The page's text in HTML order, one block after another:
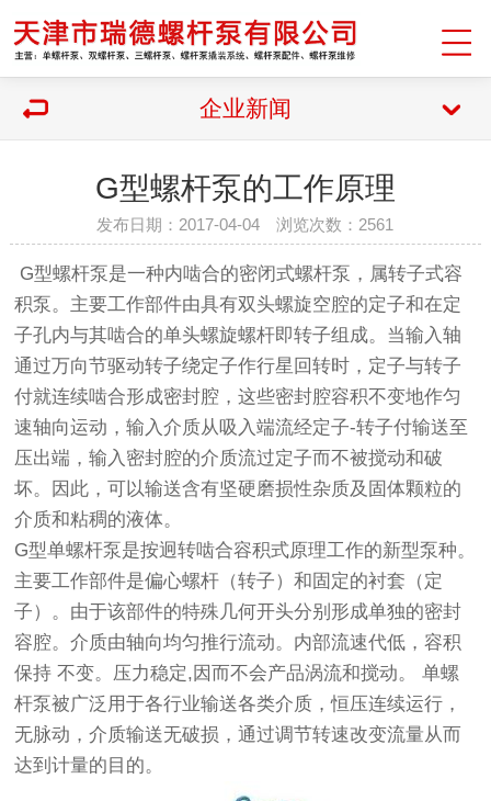
企业新闻
G型螺杆泵的工作原理
发布日期：2017-04-04 浏览次数：2561
G型螺杆泵是一种内啮合的密闭式螺杆泵，属转子式容
积泵。主要工作部件由具有双头螺旋空腔的定子和在定
子孔内与其啮合的单头螺旋螺杆即转子组成。当输入轴
通过万向节驱动转子绕定子作行星回转时，定子与转子
付就连续啮合形成密封腔，这些密封腔容积不变地作匀
速轴向运动，输入介质从吸入端流经定子-转子付输送至
压出端，输入密封腔的介质流过定子而不被搅动和破
坏。因此，可以输送含有坚硬磨损性杂质及固体颗粒的
介质和粘稠的液体。
G型单螺杆泵是按迥转啮合容积式原理工作的新型泵种。
主要工作部件是偏心螺杆（转子）和固定的衬套（定
子）。由于该部件的特殊几何开头分别形成单独的密封
容腔。介质由轴向均匀推行流动。内部流速代低，容积
保持 不变。压力稳定,因而不会产品涡流和搅动。 单螺
杆泵被广泛用于各行业输送各类介质，恒压连续运行，
无脉动，介质输送无破损，通过调节转速改变流量从而
达到计量的目的。